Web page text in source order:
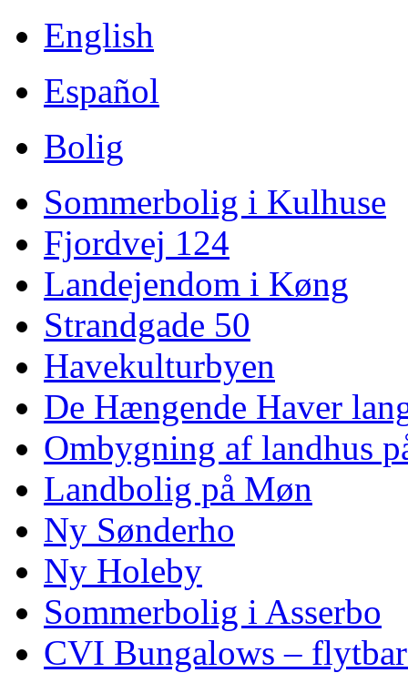
English
Español
Bolig
Sommerbolig i Kulhuse
Fjordvej 124
Landejendom i Køng
Strandgade 50
Havekulturbyen
De Hængende Haver
Ombygning af landhus
Landbolig på Møn
Ny Sønderho
Ny Holeby
Sommerbolig i Asserbo
CVI Bungalows –